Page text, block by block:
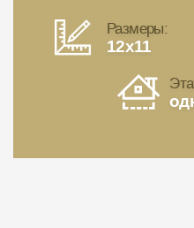
Размеры:
12x11